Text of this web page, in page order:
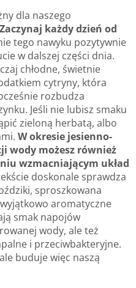
dla naszego
Zaczynaj każdy dzień od
tego nawyku pozytywnie
w dalszej części dnia.
chłodne, świetnie
cytryny, która
rozbudza
Jeśli nie lubisz smaku
zieloną herbatą, albo
W okresie jesienno-
wody możesz również
wzmacniającym układ
doskonale sprawdza
sproszkowana
aromatyczne
smak napojów
wody, ale też
i przeciwbakteryjne.
buduje więc naszą